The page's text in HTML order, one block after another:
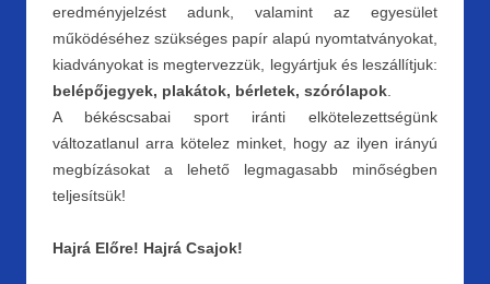
eredményjelzést adunk, valamint az egyesület
működéséhez szükséges papír alapú nyomtatványokat,
kiadványokat is megtervezzük, legyártjuk és leszállítjuk:
belépőjegyek, plakátok, bérletek, szórólapok
A békéscsabai sport iránti elkötelezettségünk
változatlanul arra kötelez minket, hogy az ilyen irányú
megbízásokat a lehető legmagasabb minőségben
teljesítsük!
Hajrá Előre! Hajrá Csajok!